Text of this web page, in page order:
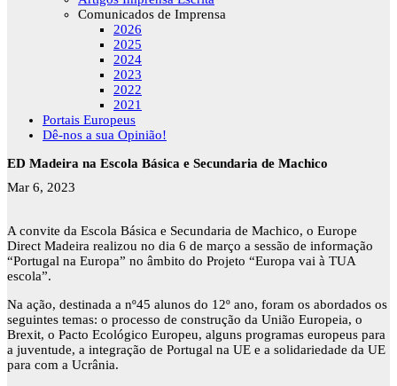
Comunicados de Imprensa
2026
2025
2024
2023
2022
2021
Portais Europeus
Dê-nos a sua Opinião!
ED Madeira na Escola Básica e Secundaria de Machico
Mar 6, 2023
A convite da Escola Básica e Secundaria de Machico, o Europe
Direct Madeira realizou no dia 6 de março a sessão de informação
“Portugal na Europa” no âmbito do Projeto “Europa vai à TUA
escola”.
Na ação, destinada a nº45 alunos do 12º ano, foram os abordados os
seguintes temas: o processo de construção da União Europeia, o
Brexit, o Pacto Ecológico Europeu, alguns programas europeus para
a juventude, a integração de Portugal na UE e a solidariedade da UE
para com a Ucrânia.